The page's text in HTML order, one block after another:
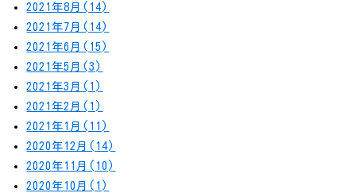
2021年8月(14)
2021年7月(14)
2021年6月(15)
2021年5月(3)
2021年3月(1)
2021年2月(1)
2021年1月(11)
2020年12月(14)
2020年11月(10)
2020年10月(1)